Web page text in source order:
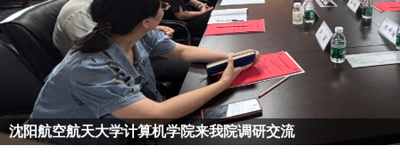
沈阳航空航天大学计算机学院来我院调研交流